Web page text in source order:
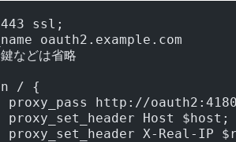
ssl;
oauth2.example.com
などは省略
/ {
proxy_pass http://
		proxy_set_header Host $host;
proxy_set_header X-Real-IP